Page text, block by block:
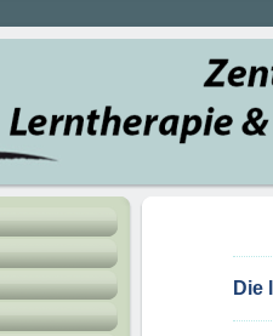
Die